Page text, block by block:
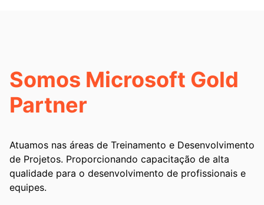
Somos Microsoft Gold
Partner
Atuamos nas áreas de Treinamento e Desenvolvimento
de Projetos. Proporcionando capacitação de alta
qualidade para o desenvolvimento de profissionais e
equipes.